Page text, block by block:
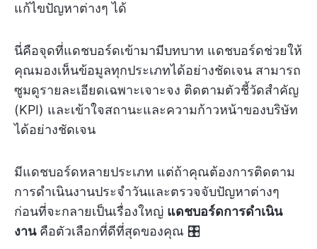
แก้ไขปัญหาต่างๆ ได้
นี่คือจุดที่แดชบอร์ดเข้ามามีบทบาท แดชบอร์ดช่วยให้
คุณมองเห็นข้อมูลทุกประเภทได้อย่างชัดเจน สามารถ
ซูมดูรายละเอียดเฉพาะเจาะจง ติดตามตัวชี้วัดสำคัญ
(KPI) และเข้าใจสถานะและความก้าวหน้าของบริษัท
ได้อย่างชัดเจน
มีแดชบอร์ดหลายประเภท แต่ถ้าคุณต้องการติดตาม
การดำเนินงานประจำวันและตรวจจับปัญหาต่างๆ
ก่อนที่จะกลายเป็นเรื่องใหญ่ แดชบอร์ดการดำเนิน
งานคือตัวเลือกที่ดีที่สุดของคุณ 🎛️